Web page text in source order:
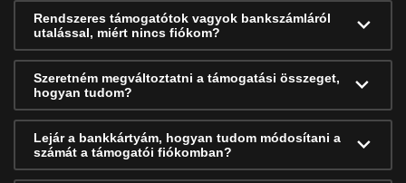
Rendszeres támogatótok vagyok bankszámláról
utalással, miért nincs fiókom?
Szeretném megváltoztatni a támogatási összeget,
hogyan tudom?
Lejár a bankkártyám, hogyan tudom módosítani a
számát a támogatói fiókomban?